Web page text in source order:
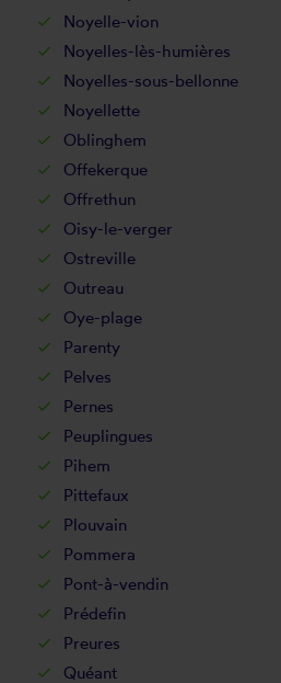
Noyelle-vion
Noyelles-lès-humières
Noyelles-sous-bellonne
Noyellette
Oblinghem
Offekerque
Offrethun
Oisy-le-verger
Ostreville
Outreau
Oye-plage
Parenty
Pelves
Pernes
Peuplingues
Pihem
Pittefaux
Plouvain
Pommera
Pont-à-vendin
Prédefin
Preures
Quéant